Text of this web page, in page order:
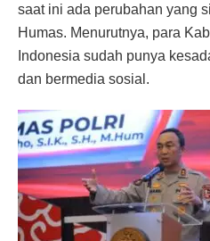
saat ini ada perubahan yang
Humas. Menurutnya, para
Indonesia sudah punya
dan bermedia sosial.